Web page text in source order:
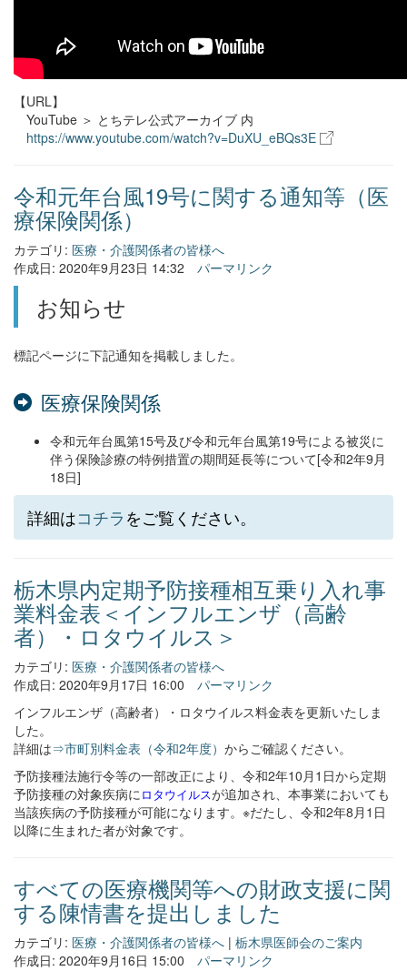
【URL】
YouTube ＞ とちテレ公式アーカイブ 内
https://www.youtube.com/watch?v=DuXU_eBQs3E
令和元年台風19号に関する通知等（医
療保険関係）
カテゴリ: 医療・介護関係者の皆様へ
作成日: 2020年9月23日 14:32
パーマリンク
お知らせ
標記ページに下記通知を掲載しました。
医療保険関係
令和元年台風第15号及び令和元年台風第19号による被災に
伴う保険診療の特例措置の期間延長等について[令和2年9月
18日]
詳細はコチラをご覧ください。
栃木県内定期予防接種相互乗り入れ事
業料金表＜インフルエンザ（高齢
者）・ロタウイルス＞
カテゴリ: 医療・介護関係者の皆様へ
作成日: 2020年9月17日 16:00
パーマリンク
インフルエンザ（高齢者）・ロタウイルス料金表を更新いたしま
した。
詳細は⇒市町別料金表（令和2年度） からご確認ください。
予防接種法施行令等の一部改正により、令和2年10月1日から定期
予防接種の対象疾病にロタウイルスが追加され、本事業においても
当該疾病の予防接種が可能になります。※だたし、令和2年8月1日
以降に生まれた者が対象です。
すべての医療機関等への財政支援に関
する陳情書を提出しました
カテゴリ: 医療・介護関係者の皆様へ | 栃木県医師会のご案内
作成日: 2020年9月16日 15:00
パーマリンク